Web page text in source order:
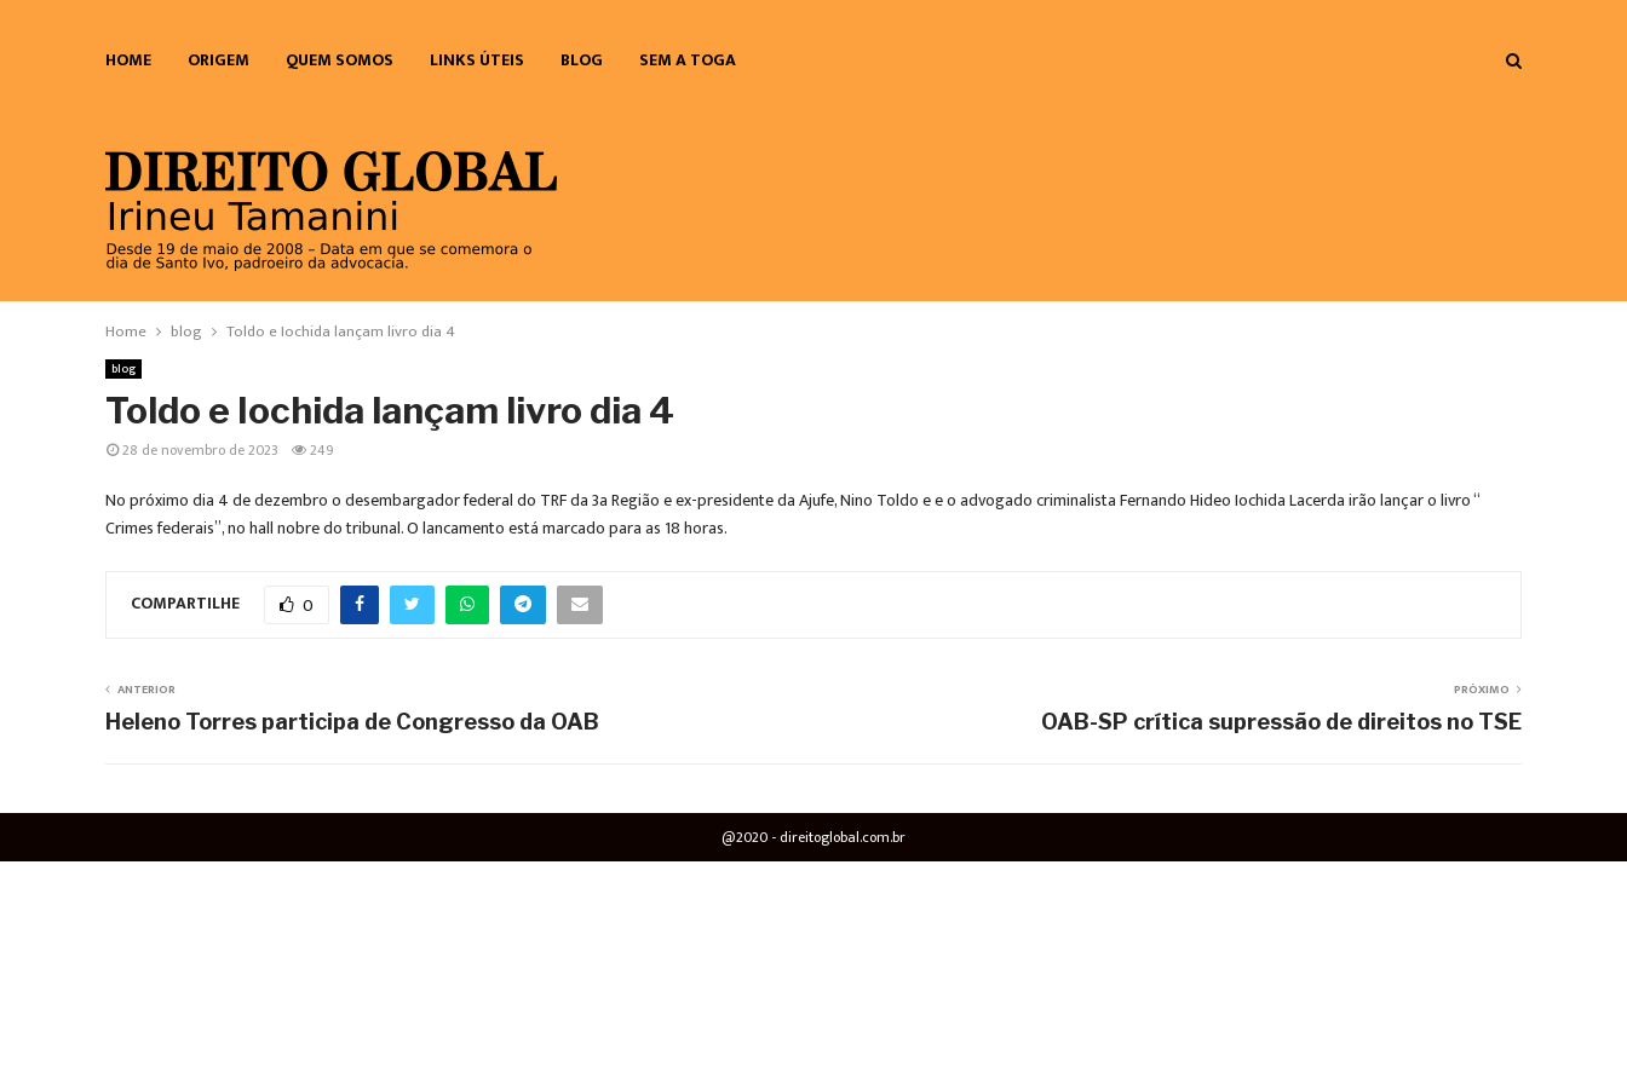
HOME ORIGEM QUEM SOMOS LINKS ÚTEIS BLOG SEM A TOGA
Home blog Toldo e Iochida lançam livro dia 4
blog
Toldo e Iochida lançam livro dia 4
28 de novembro de 2023 249
No próximo dia 4 de dezembro o desembargador federal do TRF da 3a Região e ex-presidente da Ajufe, Nino Toldo e e o advogado criminalista Fernando Hideo Iochida Lacerda irão lançar o livro “
Crimes federais”, no hall nobre do tribunal. O lancamento está marcado para as 18 horas.
COMPARTILHE 0
ANTERIOR
Heleno Torres participa de Congresso da OAB
PRÓXIMO
OAB-SP crítica supressão de direitos no TSE
@2020 - direitoglobal.com.br